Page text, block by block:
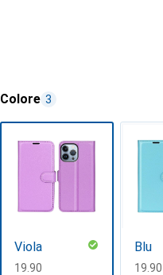
Colore 3
Viola
CHF
19.90
Blu
CHF
19.90